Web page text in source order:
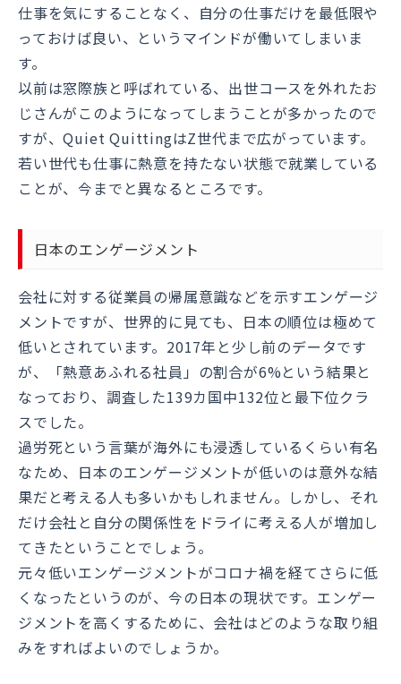
仕事を気にすることなく、自分の仕事だけを最低限や
っておけば良い、というマインドが働いてしまいま
す。
以前は窓際族と呼ばれている、出世コースを外れたお
じさんがこのようになってしまうことが多かったので
すが、Quiet QuittingはZ世代まで広がっています。
若い世代も仕事に熱意を持たない状態で就業している
ことが、今までと異なるところです。
日本のエンゲージメント
会社に対する従業員の帰属意識などを示すエンゲージ
メントですが、世界的に見ても、日本の順位は極めて
低いとされています。2017年と少し前のデータです
が、「熱意あふれる社員」の割合が6%という結果と
なっており、調査した139カ国中132位と最下位クラ
スでした。
過労死という言葉が海外にも浸透しているくらい有名
なため、日本のエンゲージメントが低いのは意外な結
果だと考える人も多いかもしれません。しかし、それ
だけ会社と自分の関係性をドライに考える人が増加し
てきたということでしょう。
元々低いエンゲージメントがコロナ禍を経てさらに低
くなったというのが、今の日本の現状です。エンゲー
ジメントを高くするために、会社はどのような取り組
みをすればよいのでしょうか。